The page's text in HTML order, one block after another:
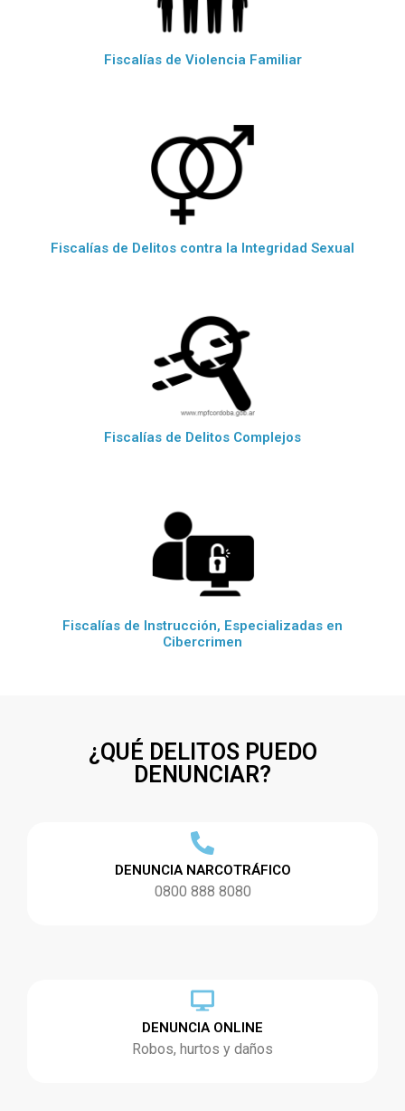
Fiscalías de Violencia Familiar
Fiscalías de Delitos contra la Integridad Sexual
Fiscalías de Delitos Complejos
Fiscalías de Instrucción, Especializadas en
Cibercrimen
¿QUÉ DELITOS PUEDO
DENUNCIAR?
DENUNCIA NARCOTRÁFICO
0800 888 8080
DENUNCIA ONLINE
Robos, hurtos y daños